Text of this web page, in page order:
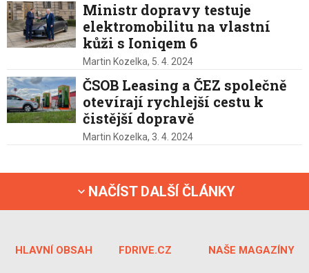
Ministr dopravy testuje
elektromobilitu na vlastní
kůži s Ioniqem 6
Martin Kozelka, 5. 4. 2024
ČSOB Leasing a ČEZ společně
otevírají rychlejší cestu k
čistější dopravě
Martin Kozelka, 3. 4. 2024
NAČÍST DALŠÍ ČLÁNKY
HLAVNÍ OBSAH FDRIVE.CZ NAŠE MAGAZÍNY